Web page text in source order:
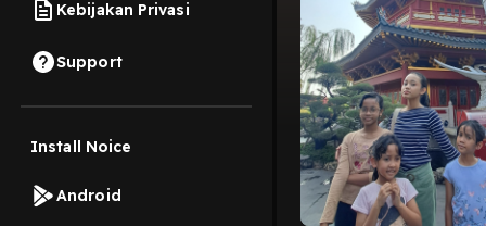
Kebijakan Privasi
Support
Install Noice
Android